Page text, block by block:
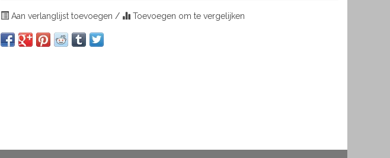
Aan verlanglijst toevoegen / Toevoegen om te vergelijken